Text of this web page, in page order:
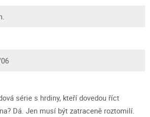
série s hrdiny, kteří dovedou říct
Dá. Jen musí být zatraceně roztomilí.